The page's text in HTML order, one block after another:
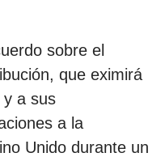
sobre el
que eximirá
y a sus
a la
Unido durante un